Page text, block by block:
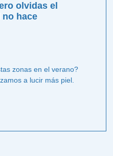
olvidas el
hace
zonas en el verano?
a lucir más piel.